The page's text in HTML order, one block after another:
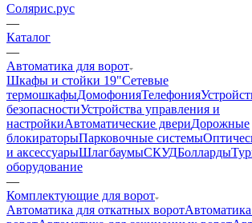
Солярис.рус
—
Каталог
—
Автоматика для ворот
Шкафы и стойки 19"Сетевые
термошкафыДомофонияТелефония
безопасностиУстройства управления и
настройкиАвтоматические двериДорожные
блокираторыПарковочные системы
и аксессуарыШлагбаумыСКУДБолларды
оборудование
—
Комплектующие для ворот
Автоматика для откатных ворот